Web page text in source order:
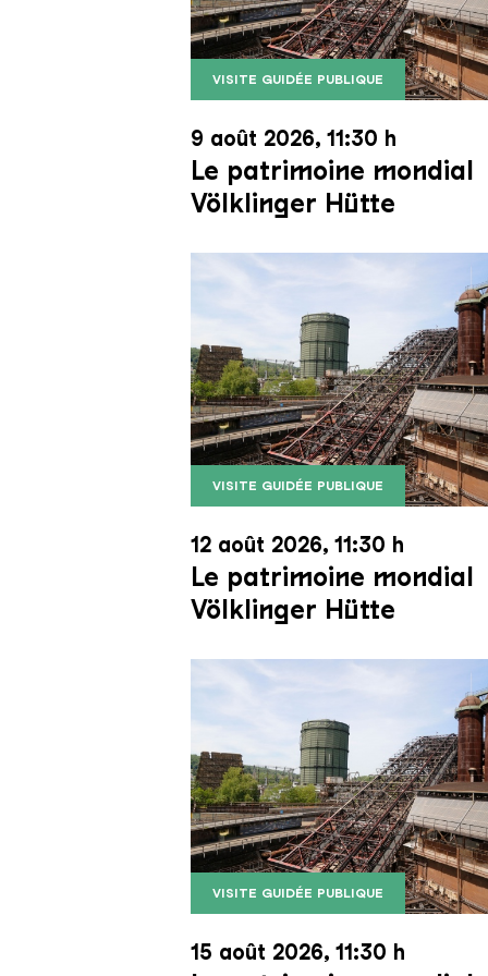
VISITE GUIDÉE PUBLIQUE
Le monte-charge incliné de la
Copyright: Weltkulturerbe
9 août 2026, 11:30 h
Le patrimoine mondial
Völklinger Hütte
VISITE GUIDÉE PUBLIQUE
Le monte-charge incliné de la
Copyright: Weltkulturerbe
12 août 2026, 11:30 h
Le patrimoine mondial
Völklinger Hütte
VISITE GUIDÉE PUBLIQUE
Le monte-charge incliné de la
Copyright: Weltkulturerbe
15 août 2026, 11:30 h